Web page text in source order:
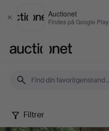
Luk
Auctionet
Findes på Google Play
Palsgaard
Filtrer